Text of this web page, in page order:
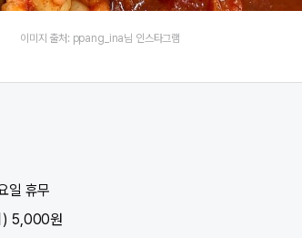
이미지 출처: ppang_ina님 인스타그램
일 휴무
) 5,000원